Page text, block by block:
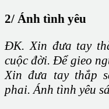
2/ Ánh tình yêu
ĐK. Xin đưa tay
cuộc đời. Để gieo
Xin đưa tay thắp
phai. Ánh tình yêu